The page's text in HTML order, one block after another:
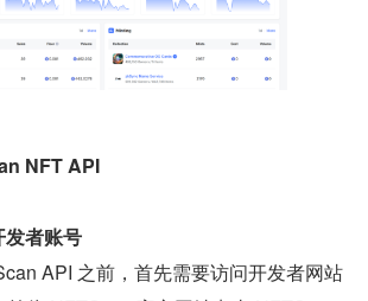
NFT API
发者账号
API 之前，首先需要访问开发者网站